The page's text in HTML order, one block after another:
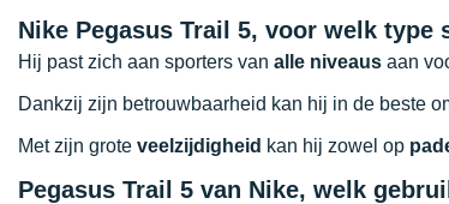
Nike Pegasus Trail 5, voor welk
Hij past zich aan sporters van alle niveaus aan
Dankzij zijn betrouwbaarheid kan hij in de beste
Met zijn grote veelzijdigheid kan hij zowel op
Pegasus Trail 5 van Nike, welk